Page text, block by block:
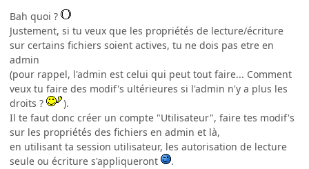
Bah quoi ?
Justement, si tu veux que les propriétés de lecture/écriture
sur certains fichiers soient actives, tu ne dois pas etre en
admin
(pour rappel, l'admin est celui qui peut tout faire... Comment
veux tu faire des modif's ultérieures si l'admin n'y a plus les
droits ?
).
Il te faut donc créer un compte "Utilisateur", faire tes modif's
sur les propriétés des fichiers en admin et là,
en utilisant ta session utilisateur, les autorisation de lecture
seule ou écriture s'appliqueront
.